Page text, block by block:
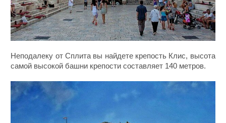
Неподалеку от Сплита вы найдете крепость Клис, высота
самой высокой башни крепости составляет 140 метров.